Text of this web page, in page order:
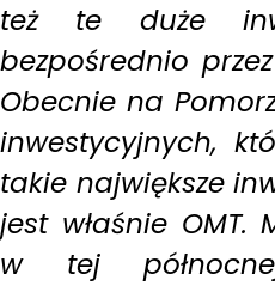
też te duże
bezpośrednio
Obecnie na
inwestycyjnych,
takie największe
jest właśnie OMT.
w tej